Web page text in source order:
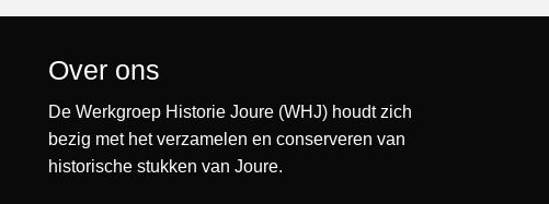
Over ons
De Werkgroep Historie Joure (WHJ) houdt zich
bezig met het verzamelen en conserveren van
historische stukken van Joure.